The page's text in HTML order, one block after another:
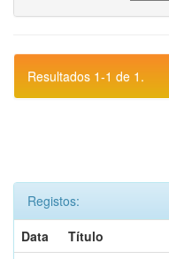
Resultados 1-1 de 1.
Registos:
Data
Título